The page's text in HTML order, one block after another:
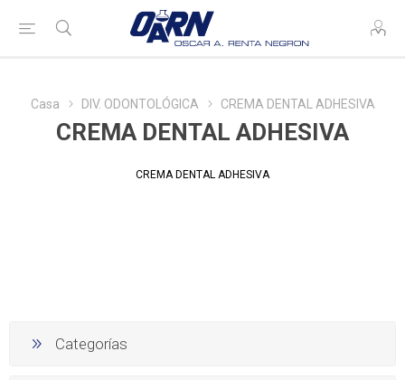
Casa DIV. ODONTOLÓGICA CREMA DENTAL ADHESIVA
CREMA DENTAL ADHESIVA
CREMA DENTAL ADHESIVA
Categorías